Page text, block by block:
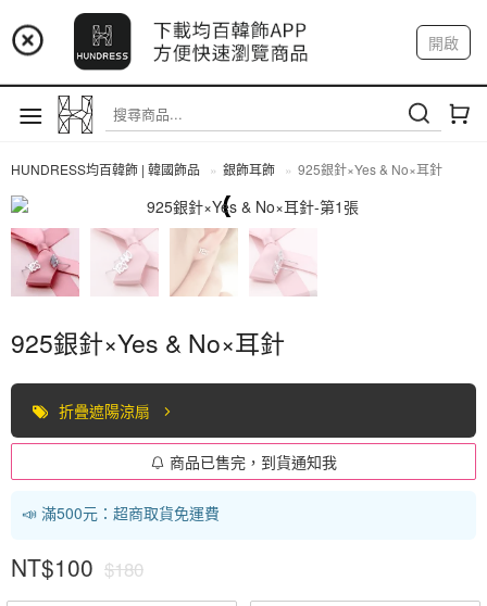
📢 市集預告：9/4-9/6 淡水捷運站
📢 市集預告：9/12-9/13 八里海巡基地
📢 市集預告：8/22-8/23 桃園青埔置地廣場
開啟
註冊 我的帳戶
HUNDRESS均百韓飾 | 韓國飾品 銀飾耳飾 925銀針×Yes & No×耳針
全部商品
925銀針×Yes & No×耳針
折疊遮陽涼扇
商品已售完，到貨通知我
📣 滿500元：超商取貨免運費
NT$100 $180